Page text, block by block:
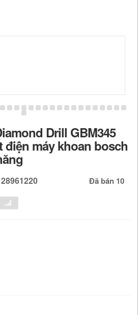
Drill GBM345
điện máy khoan bosch
Đã bán 10